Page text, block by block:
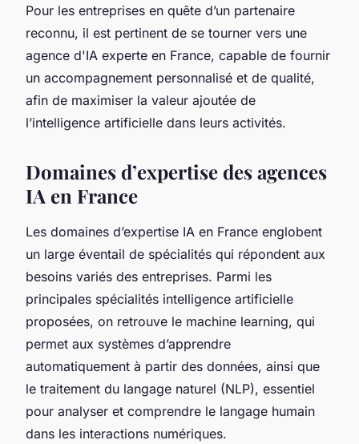
Pour les entreprises en quête d’un partenaire
reconnu, il est pertinent de se tourner vers une
agence d'IA experte en France, capable de fournir
un accompagnement personnalisé et de qualité,
afin de maximiser la valeur ajoutée de
l’intelligence artificielle dans leurs activités.
Domaines d’expertise des agences
IA en France
Les domaines d’expertise IA en France englobent
un large éventail de spécialités qui répondent aux
besoins variés des entreprises. Parmi les
principales spécialités intelligence artificielle
proposées, on retrouve le machine learning, qui
permet aux systèmes d’apprendre
automatiquement à partir des données, ainsi que
le traitement du langage naturel (NLP), essentiel
pour analyser et comprendre le langage humain
dans les interactions numériques.